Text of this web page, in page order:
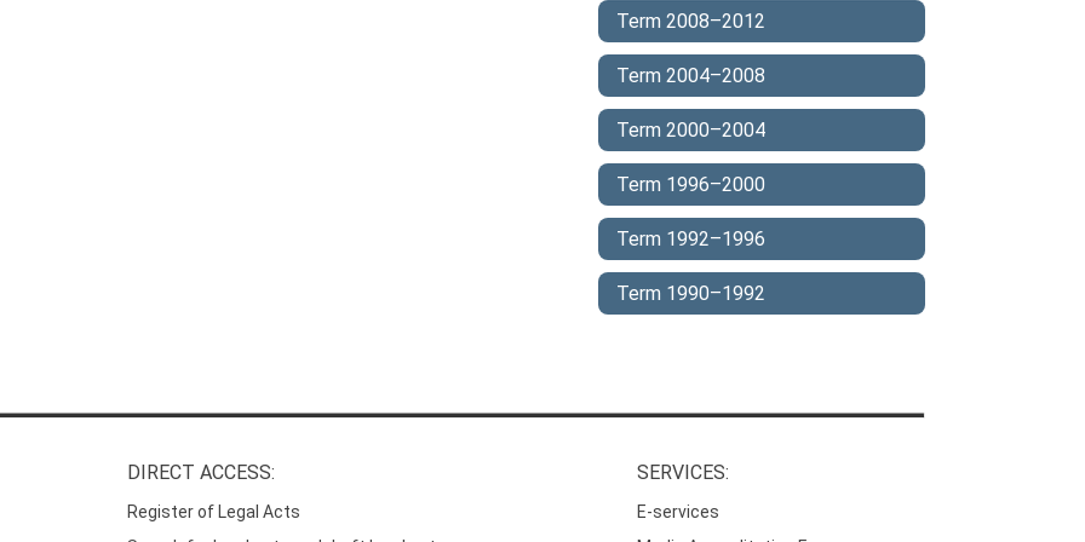
Term 2008–2012
Term 2004–2008
Term 2000–2004
Term 1996–2000
Term 1992–1996
Term 1990–1992
DIRECT ACCESS:
Register of Legal Acts
SERVICES:
E-services